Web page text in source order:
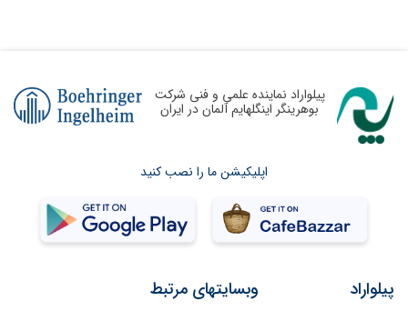
پیلواراد نماینده علمی و فنی شرکت
بوهرینگر اینگلهایم آلمان در ایران
اپلیکیشن ما را نصب کنید
پیلواراد وبسایتهای مرتبط